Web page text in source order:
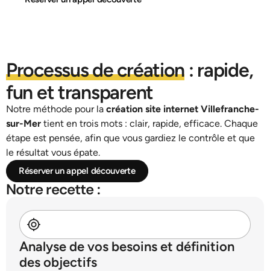
Processus de création : rapide,
fun et transparent
Notre méthode pour la création site internet Villefranche-
sur-Mer tient en trois mots : clair, rapide, efficace. Chaque
étape est pensée, afin que vous gardiez le contrôle et que
le résultat vous épate.
Réserver un appel découverte
Notre recette :
Analyse de vos besoins et définition
des objectifs